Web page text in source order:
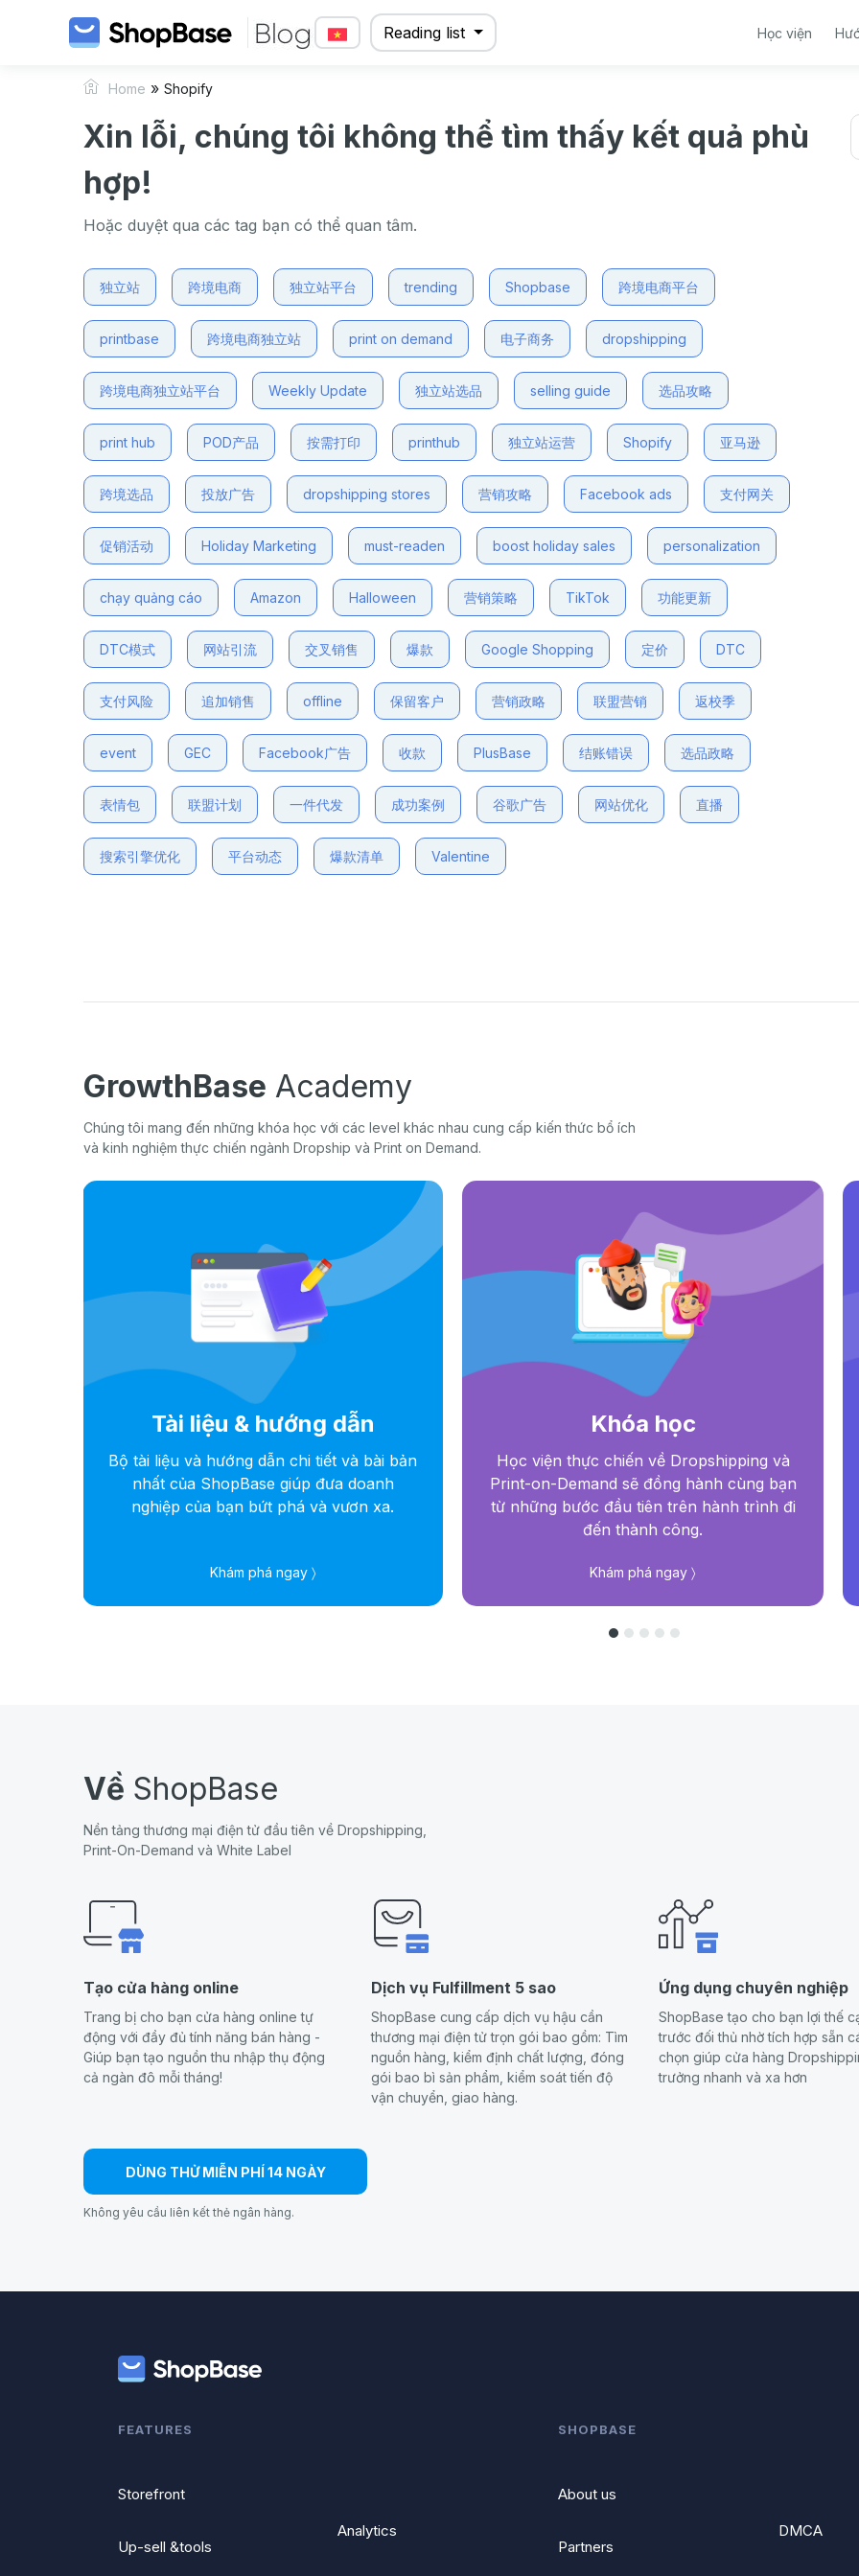
Reading list Học viện
Home » Shopify
Xin lỗi, chúng tôi không thể tìm thấy kết quả phù
hợp!
Hoặc duyệt qua các tag bạn có thể quan tâm.
独立站 跨境电商 独立站平台 trending Shopbase 跨境电商平台
printbase 跨境电商独立站 print on demand 电子商务 dropshipping
跨境电商独立站平台 Weekly Update 独立站选品 selling guide 选品攻略
print hub POD产品 按需打印 printhub 独立站运营 Shopify 亚马逊
跨境选品 投放广告 dropshipping stores 营销攻略 Facebook ads 支付网关
促销活动 Holiday Marketing must-readen boost holiday sales personalization
chạy quảng cáo Amazon Halloween 营销策略 TikTok 功能更新
DTC模式 网站引流 交叉销售 爆款 Google Shopping 定价 DTC
支付风险 追加销售 offline 保留客户 营销政略 联盟营销 返校季
event GEC Facebook广告 收款 PlusBase 结账错误 选品政略
表情包 联盟计划 一件代发 成功案例 谷歌广告 网站优化 直播
搜索引擎优化 平台动态 爆款清单 Valentine
GrowthBase Academy
Chúng tôi mang đến những khóa học với các level khác nhau cung cấp kiến thức bổ ích
và kinh nghiệm thực chiến ngành Dropship và Print on Demand.
Tài liệu & hướng dẫn
Bộ tài liệu và hướng dẫn chi tiết và bài bản
nhất của ShopBase giúp đưa doanh
nghiệp của bạn bứt phá và vươn xa.
Khám phá ngay 〉
Khóa học
Học viện thực chiến về Dropshipping và
Print-on-Demand sẽ đồng hành cùng bạn
từ những bước đầu tiên trên hành trình đi
đến thành công.
Khám phá ngay 〉
Về ShopBase
Nền tảng thương mại điện tử đầu tiên về Dropshipping,
Print-On-Demand và White Label
Tạo cửa hàng online
Trang bị cho bạn cửa hàng online tự
động với đầy đủ tính năng bán hàng -
Giúp bạn tạo nguồn thu nhập thụ động
cả ngàn đô mỗi tháng!
Dịch vụ Fulfillment 5 sao
ShopBase cung cấp dịch vụ hậu cần
thương mại điện tử trọn gói bao gồm: Tìm
nguồn hàng, kiểm định chất lượng, đóng
gói bao bì sản phẩm, kiểm soát tiến độ
vận chuyển, giao hàng.
Ứng dụng chuyên nghiệp
ShopBase tạo cho bạn lợi thế
trước đối thủ nhờ tích hợp sẵn
chọn giúp cửa hàng
trưởng nhanh và xa hơn
DÙNG THỬ MIỄN PHÍ 14 NGÀY
Không yêu cầu liên kết thẻ ngân hàng.
FEATURES
Storefront
Up-sell &tools
Analytics
SHOPBASE
About us
Partners
DMCA